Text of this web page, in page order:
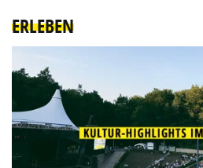
ERLEBEN